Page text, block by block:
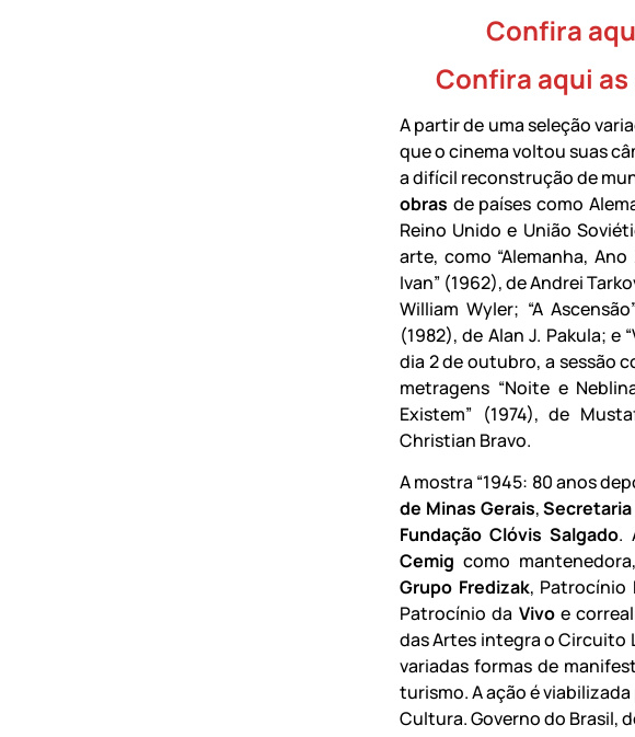
Confira
Confira aqui
A partir de uma seleção
que o cinema voltou suas
a difícil reconstrução de
obras de países como
Reino Unido e União
arte, como “Alemanha,
Ivan” (1962), de Andrei
William Wyler; “A
(1982), de Alan J. Pakula; e
dia 2 de outubro, a sessão
metragens “Noite e
Existem” (1974), de
Christian Bravo.
A mostra “1945: 80 anos
de Minas Gerais,Secretaria
Fundação Clóvis Salgado.
Cemig como
Grupo Fredizak, Patrocínio
Patrocínio da Vivoe
das Artes integra o Circuito
variadas formas de
turismo. A ação é
Cultura. Governo do Brasil,